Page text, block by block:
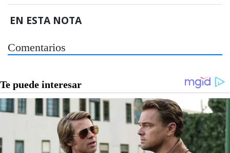
EN ESTA NOTA
Comentarios